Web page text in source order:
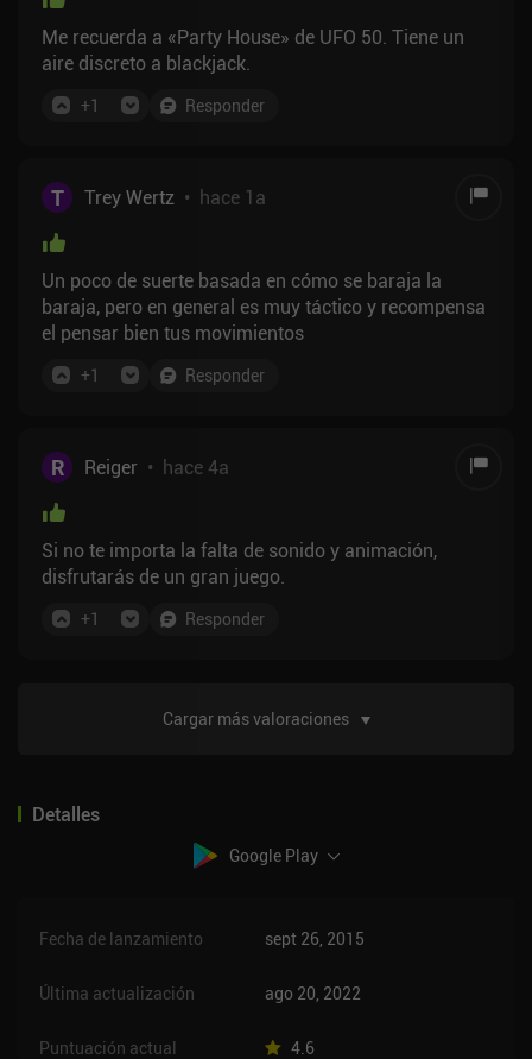
Me recuerda a «Party House» de UFO 50. Tiene un
aire discreto a blackjack.
+1 Responder
T Trey Wertz • hace 1a
Un poco de suerte basada en cómo se baraja la
baraja, pero en general es muy táctico y recompensa
el pensar bien tus movimientos
+1 Responder
R Reiger • hace 4a
Si no te importa la falta de sonido y animación,
disfrutarás de un gran juego.
+1 Responder
Cargar más valoraciones
Detalles
Google Play
Fecha de lanzamiento sept 26, 2015
Última actualización ago 20, 2022
Puntuación actual 4.6